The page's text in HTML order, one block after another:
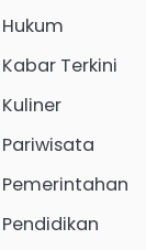
Hukum
Kabar Terkini
Kuliner
Pariwisata
Pemerintahan
Pendidikan